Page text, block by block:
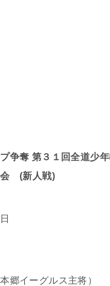
争奪 第３１回全道少
会 (新人戦)
郷イーグルス主将）